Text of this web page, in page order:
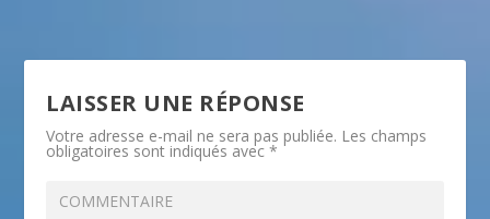
LAISSER UNE RÉPONSE
Votre adresse e-mail ne sera pas publiée. Les champs
obligatoires sont indiqués avec*